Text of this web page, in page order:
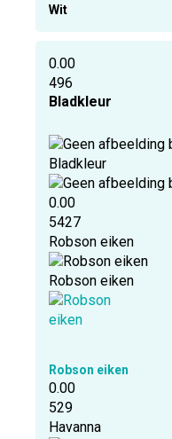
Wit
0.00
496
Bladkleur
Bladkleur
0.00
5427
Robson eiken
Robson eiken
Robson eiken
0.00
529
Havanna